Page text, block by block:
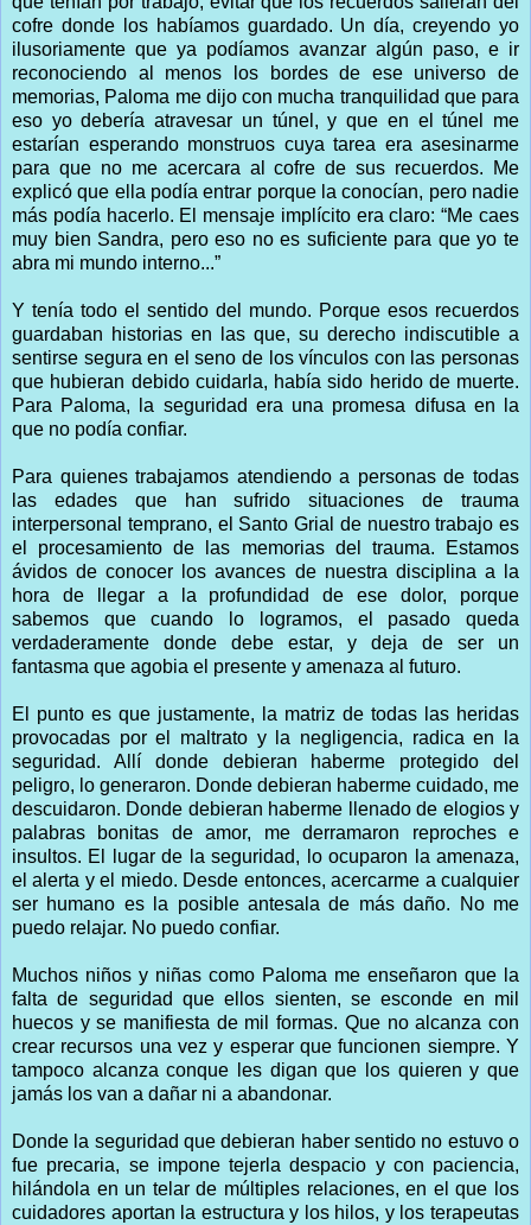
cofre donde los habíamos guardado. Un día, creyendo yo
ilusoriamente que ya podíamos avanzar algún paso, e ir
reconociendo al menos los bordes de ese universo de
memorias, Paloma me dijo con mucha tranquilidad que para
eso yo debería atravesar un túnel, y que en el túnel me
estarían esperando monstruos cuya tarea era asesinarme
para que no me acercara al cofre de sus recuerdos. Me
explicó que ella podía entrar porque la conocían, pero nadie
más podía hacerlo. El mensaje implícito era claro: “Me caes
muy bien Sandra, pero eso no es suficiente para que yo te
abra mi mundo interno...”
Y tenía todo el sentido del mundo. Porque esos recuerdos
guardaban historias en las que, su derecho indiscutible a
sentirse segura en el seno de los vínculos con las personas
que hubieran debido cuidarla, había sido herido de muerte.
Para Paloma, la seguridad era una promesa difusa en la
que no podía confiar.
Para quienes trabajamos atendiendo a personas de todas
las edades que han sufrido situaciones de trauma
interpersonal temprano, el Santo Grial de nuestro trabajo es
el procesamiento de las memorias del trauma. Estamos
ávidos de conocer los avances de nuestra disciplina a la
hora de llegar a la profundidad de ese dolor, porque
sabemos que cuando lo logramos, el pasado queda
verdaderamente donde debe estar, y deja de ser un
fantasma que agobia el presente y amenaza al futuro.
El punto es que justamente, la matriz de todas las heridas
provocadas por el maltrato y la negligencia, radica en la
seguridad. Allí donde debieran haberme protegido del
peligro, lo generaron. Donde debieran haberme cuidado, me
descuidaron. Donde debieran haberme llenado de elogios y
palabras bonitas de amor, me derramaron reproches e
insultos. El lugar de la seguridad, lo ocuparon la amenaza,
el alerta y el miedo. Desde entonces, acercarme a cualquier
ser humano es la posible antesala de más daño. No me
puedo relajar. No puedo confiar.
Muchos niños y niñas como Paloma me enseñaron que la
falta de seguridad que ellos sienten, se esconde en mil
huecos y se manifiesta de mil formas. Que no alcanza con
crear recursos una vez y esperar que funcionen siempre. Y
tampoco alcanza conque les digan que los quieren y que
jamás los van a dañar ni a abandonar.
Donde la seguridad que debieran haber sentido no estuvo o
fue precaria, se impone tejerla despacio y con paciencia,
hilándola en un telar de múltiples relaciones, en el que los
cuidadores aportan la estructura y los hilos, y los terapeutas